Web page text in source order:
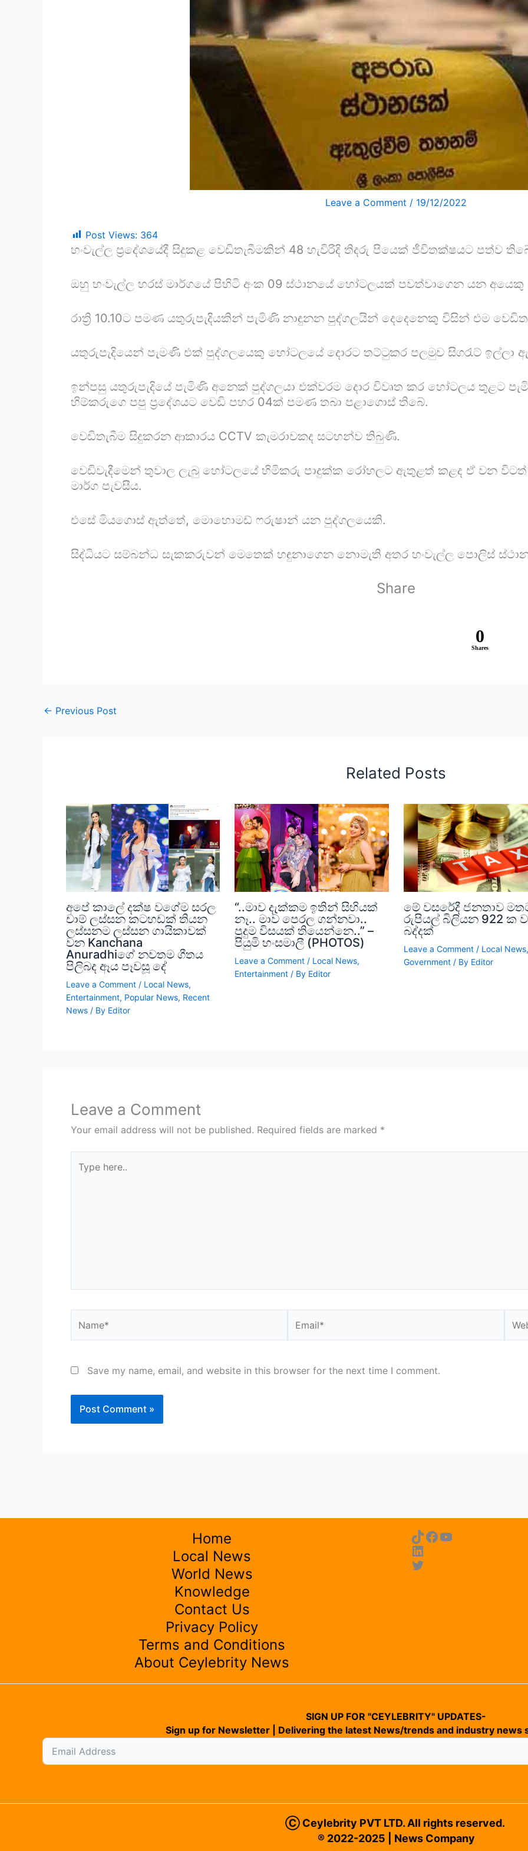
Leave a Comment / 19/12/2022
Post Views: 364
හංවැල්ල ප්‍රදේශයේදී සිදුකළ වෙඩිතැබීමකින් 48 හැවිරිදි තිදරු පියෙක් ජීවිතක්ෂයට පත්ව
ඔහු හංවැල්ල හරස් මාර්ගයේ පිහිටි අංක 09 ස්ථානයේ හෝටලයක් පවත්වාගෙන යන අයෙකු
රාත්‍රි 10.10ට පමණ යතුරුපැදියකින් පැමිණි නාඳුනන පුද්ගලයින් දෙදෙනෙකු විසින් එම
යතුරුපැදියෙන් පැමණි එක් පුද්ගලයෙකු හෝටලයේ දොරට තට්ටුකර පලමුව සිගරැට් ඉල්ලා
ඉන්පසු යතුරුපැදියේ පැමිණි අනෙක් පුද්ගලයා එක්වරම දොර විවෘත කර හෝටලය තුළට
හිම්කරුගෙ ⁣පපු ප්‍රදේශයට වෙඩි පහර 04ක් පමණ තබා පළාගොස් තිබේ.
වෙඩිතැබීම සිදුකරන ආකාරය CCTV කැමරාවකද සටහන්ව තිබුණි.
වෙඩිවැදීමෙන් තුවාල ලැබු හෝටලයේ හිමිකරු පාදුක්ක රෝහලට ඇතුළත් කළද ඒ වන
මාර්ග පැවසීය.
එසේ මියගොස් ඇත්තේ, මොහොමඩ් ෆරුෂාන් යන පුද්ගලයෙකි.
සිද්ධියට සම්බන්ධ සැකකරුවන් මෙතෙක් හඳුනාගෙන නොමැති අතර හංවැල්ල පොලිස්
Share
0
Shares
← Previous Post
Related Posts
අපේ කාලේ දක්ෂ වගේම සරල
චාම් ලස්සන කටහඩක් තියන
ලස්සනම ලස්සන ගායිකාවක්
වන Kanchana
Anuradhiගේ නවතම ගීතය
පිලිබද ඈය පෑවසූ දේ
Leave a Comment / Local News,
Entertainment, Popular News, Recent
News / By Editor
“..මාව දැක්කම ඉතින් සිහියක්
නෑ.. මාව පෙරල ගන්නවා..
පුදුම විසයක් තියෙන්නෙ..” –
පියුමි හංසමාලී (PHOTOS)
Leave a Comment / Local News,
Entertainment / By Editor
මේ වසරේදී ජනතාව
රුපියල් බිලියන 922 ක
බද්දක්
Leave a Comment / Local News,
Government/ By Editor
Leave a Comment
Your email address will not be published. Required fields are marked *
here..
Save my name, email, and website in this browser for the next time I comment.
Home
Local News
World News
Knowledge
Contact Us
Privacy Policy
Terms and Conditions
About Ceylebrity News
SIGN UP FOR "CEYLEBRITY" UPDATES-
Sign up for Newsletter | Delivering the latest News/trends and industry news
Ⓒ Ceylebrity PVT LTD. All rights reserved.
® 2022-2025 | News Company